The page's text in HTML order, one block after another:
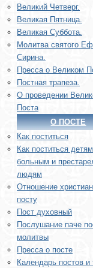
Великий Четверг.
Великая Пятница.
Великая Суббота.
Молитва святого
Сирина.
Пресса о Великом
Постная трапеза.
О проведении
Поста
О ПОСТЕ
Как поститься
Как поститься
больным и
людям
Отношение
посту
Пост духовный
Послушание паче
молитвы
Пресса о посте
Календарь постов и